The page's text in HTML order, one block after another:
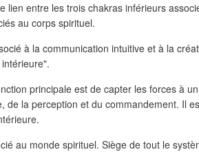
lien entre les trois chakras inférieurs
au corps spirituel.
à la communication intuitive et à la
principale est de capter les forces à
de la perception et du commandement. Il
au monde spirituel. Siège de tout le